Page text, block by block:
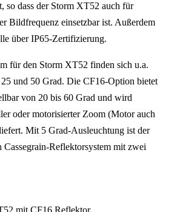
so dass der Storm XT52 auch für
Bildfrequenz einsetzbar ist. Außerdem
über IP65-Zertifizierung.
für den Storm XT52 finden sich u.a.
und 50 Grad. Die CF16-Option bietet
von 20 bis 60 Grad und wird
oder motorisierter Zoom (Motor auch
Mit 5 Grad-Ausleuchtung ist der
Cassegrain-Reflektorsystem mit zwei